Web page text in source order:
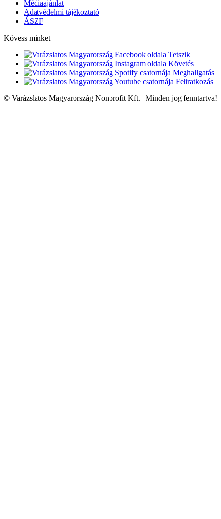
Médiaajánlat
Adatvédelmi tájékoztató
ÁSZF
Kövess minket
Tetszik
Követés
Meghallgatás
Feliratkozás
© Varázslatos Magyarország Nonprofit Kft. | Minden jog fenntartva!